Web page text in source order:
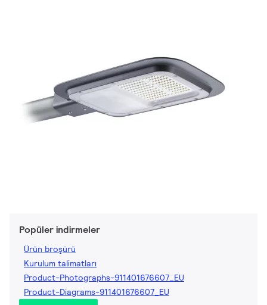
Popüler indirmeler
Ürün broşürü
Kurulum talimatları
Product-Photographs-911401676607_EU
Product-Diagrams-911401676607_EU